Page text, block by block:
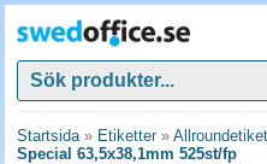
Startsida» Etiketter»
Special 63,5x38,1mm 525st/fp